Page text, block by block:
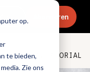
op.
te bieden,
Zie ons
Menu Abonneren
ADVERTORIAL